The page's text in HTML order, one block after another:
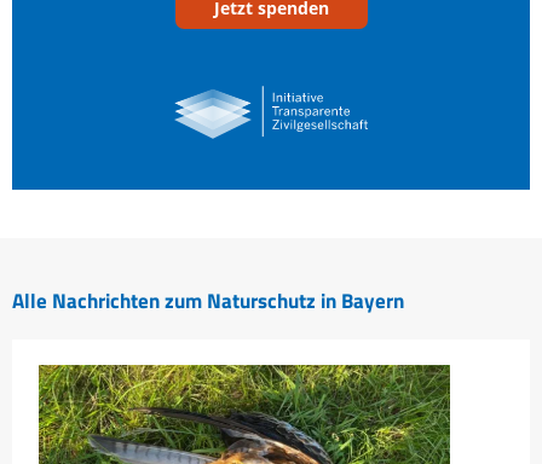
Jetzt spenden
Alle Nachrichten zum Naturschutz in Bayern